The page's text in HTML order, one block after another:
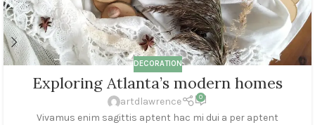
DECORATION
Exploring Atlanta’s modern homes
artdlawrence 0
Vivamus enim sagittis aptent hac mi dui a per aptent